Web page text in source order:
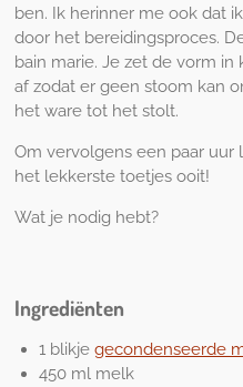
ben. Ik herinner me ook dat
door het bereidingsproces.
bain marie. Je zet de vorm
af zodat er geen stoom kan
het ware tot het stolt.
Om vervolgens een paar
het lekkerste toetjes ooit!
Wat je nodig hebt?
Ingrediënten
1 blikje gecondenseerde
450 ml melk